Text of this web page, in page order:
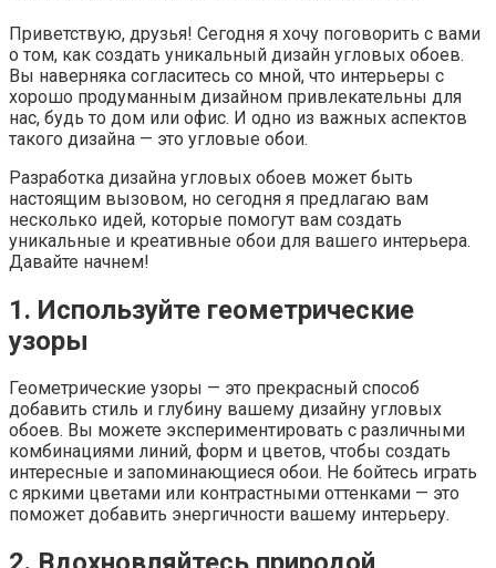
Приветствую, друзья! Сегодня я хочу поговорить с вами
о том, как создать уникальный дизайн угловых обоев.
Вы наверняка согласитесь со мной, что интерьеры с
хорошо продуманным дизайном привлекательны для
нас, будь то дом или офис. И одно из важных аспектов
такого дизайна — это угловые обои.
Разработка дизайна угловых обоев может быть
настоящим вызовом, но сегодня я предлагаю вам
несколько идей, которые помогут вам создать
уникальные и креативные обои для вашего интерьера.
Давайте начнем!
1. Используйте геометрические
узоры
Геометрические узоры — это прекрасный способ
добавить стиль и глубину вашему дизайну угловых
обоев. Вы можете экспериментировать с различными
комбинациями линий, форм и цветов, чтобы создать
интересные и запоминающиеся обои. Не бойтесь играть
с яркими цветами или контрастными оттенками — это
поможет добавить энергичности вашему интерьеру.